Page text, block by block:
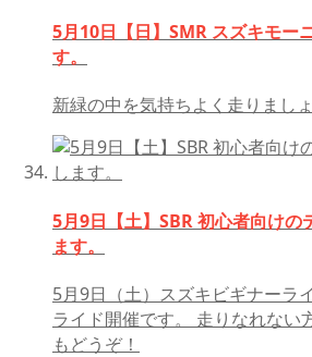
5月10日【日】SMR スズキモー
す。
新緑の中を気持ちよく走りまし
5月9日【土】SBR 初心者向けの
ます。
5月9日（土）スズキビギナーラ
ライド開催です。 走りなれない
もどうぞ！